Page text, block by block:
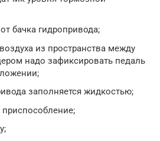
бачка гидропривода;
из пространства между
надо зафиксировать педаль
заполняется жидкостью;